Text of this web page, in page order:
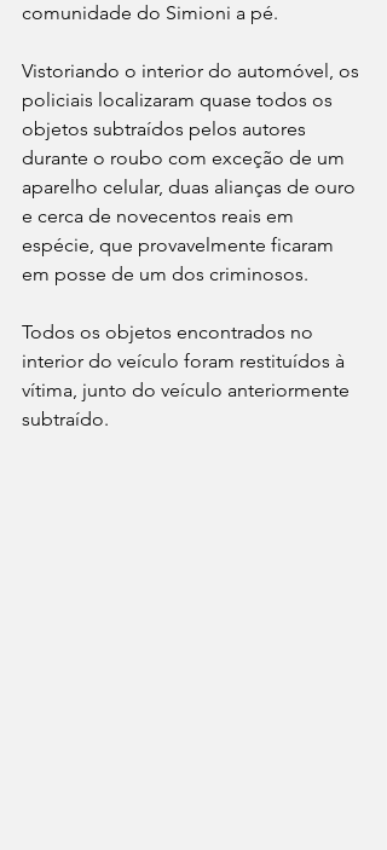
comunidade do Simioni a pé.
Vistoriando o interior do automóvel, os
policiais localizaram quase todos os
objetos subtraídos pelos autores
durante o roubo com exceção de um
aparelho celular, duas alianças de ouro
e cerca de novecentos reais em
espécie, que provavelmente ficaram
em posse de um dos criminosos.
Todos os objetos encontrados no
interior do veículo foram restituídos à
vítima, junto do veículo anteriormente
subtraído.